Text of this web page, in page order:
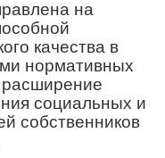
​​на
качества в
нормативных
расширение
социальных и
собственников